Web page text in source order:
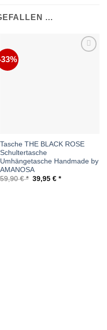
…
Tasche THE BLACK ROSE
Schultertasche
Umhängetasche Handmade by
AMANOSA
59,90€
Ursprünglicher
39,95 € Aktueller